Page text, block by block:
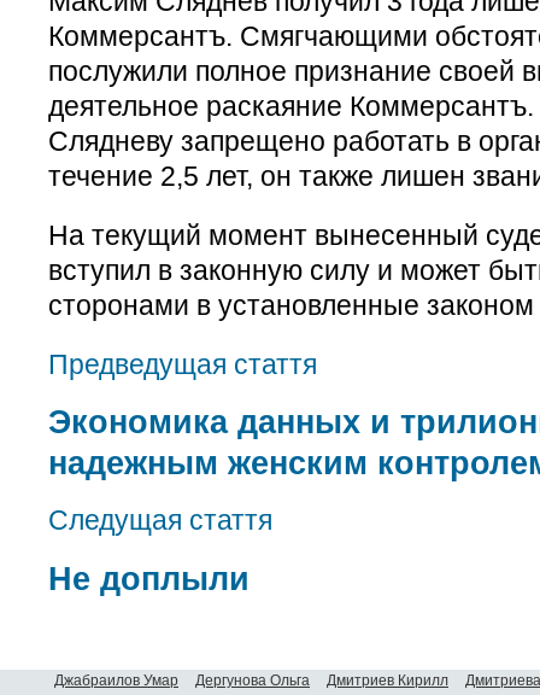
Коммерсантъ. Смягчающими
послужили полное признание своей
деятельное раскаяние
Слядневу запрещено работать в
течение 2,5 лет, он также лишен
На текущий момент вынесенный
вступил в законную силу и может
сторонами в установленные законом
Предведущая стаття
Экономика данных и
надежным женским
Следущая стаття
Не доплыли
Джабраилов Умар Дергунова Ольга Дмитриев Кирилл